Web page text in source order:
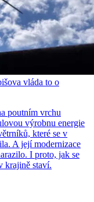
vláda to o
poutním vrchu
výrobnu energie
které se v
A její modernizace
I proto, jak se
krajině staví.